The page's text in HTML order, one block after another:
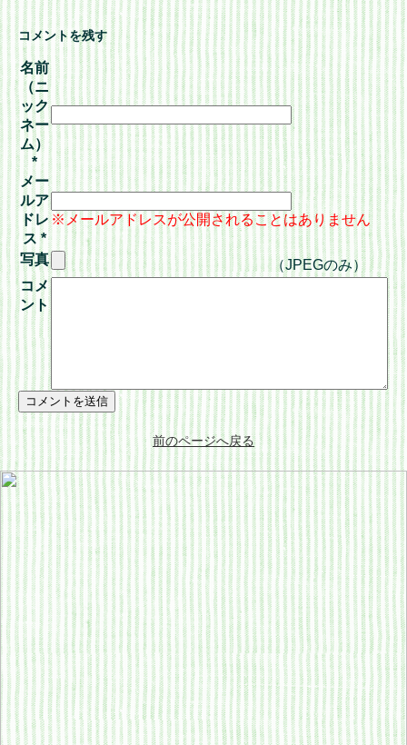
コメントを残す
名前
（ニ
ック
ネー
ム）
*
メー
ルア
ドレ
ス *
※メールアドレスが公開されることはありません
写真
（JPEGのみ）
コメ
ント
前のページへ戻る